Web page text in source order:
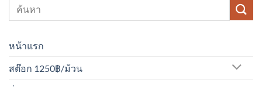
หน้าแรก
สต๊อก 1250฿/ม้วน